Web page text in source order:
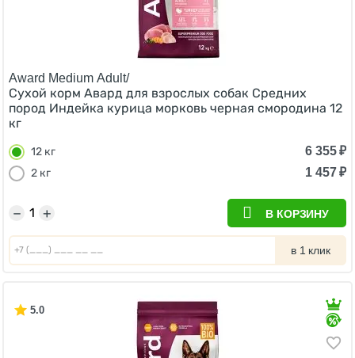
Award Medium Adult/
Сухой корм Авард для взрослых собак Средних
пород Индейка курица морковь черная смородина 12
кг
12 кг 6 355₽
2 кг
1 457₽
+
− В КОРЗИНУ
в 1 клик
5.0